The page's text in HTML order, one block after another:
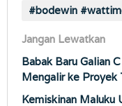
#bodewin
Jangan Lewatkan
Babak Baru Galian
Mengalir ke Proyek
Kemiskinan Maluku